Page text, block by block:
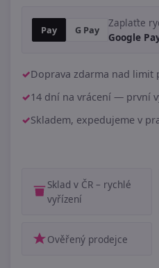
Pay G Pay
Zaplaťte
Google
Doprava zdarma nad limit
14 dní na vrácení — první
Skladem, expedujeme v
Sklad v ČR – rychlé
vyřízení
Ověřený prodejce